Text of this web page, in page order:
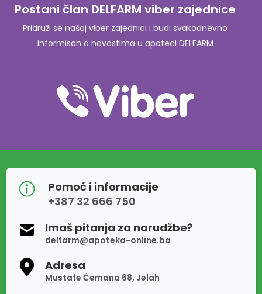
Postani član DELFARM viber zajednice
Pridruži se našoj viber zajednici i budi svakodnevno
informisan o novostima u apoteci DELFARM
Pomoć i informacije
+387 32 666 750
Imaš pitanja za narudžbe?
delfarm@apoteka-online.ba
Adresa
Mustafe Ćemana 68, Jelah